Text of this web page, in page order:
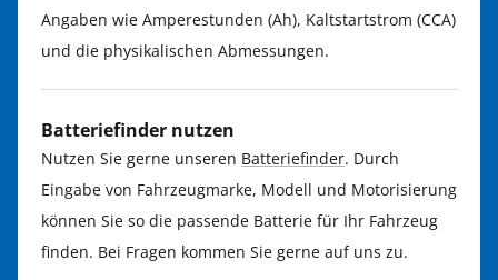
Angaben wie Amperestunden (Ah), Kaltstartstrom (CCA)
und die physikalischen Abmessungen.
Batteriefinder nutzen
Nutzen Sie gerne unseren Batteriefinder. Durch
Eingabe von Fahrzeugmarke, Modell und Motorisierung
können Sie so die passende Batterie für Ihr Fahrzeug
finden. Bei Fragen kommen Sie gerne auf uns zu.